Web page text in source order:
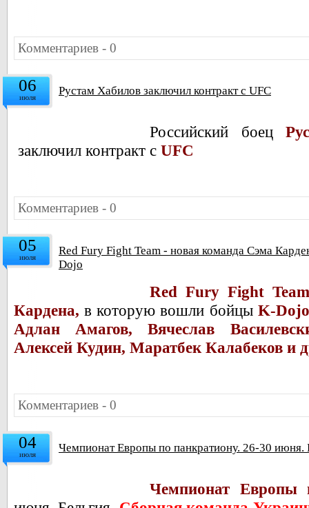
Комментариев - 0
06
июля Рустам Хабилов заключил контракт с UFC
Российский боец
заключил контракт с UFC
Комментариев - 0
05
июля
Red Fury Fight Team - новая команда Сэма
Dojo
Red Fury Fight
Кардена,в которую вошли бойцыK-
Адлан Амагов, Вячеслав
Алексей Кудин, Маратбек Калабеков и
Комментариев - 0
04
июля Чемпионат Европы по панкратиону. 26-30 июня.
Чемпионат Европы